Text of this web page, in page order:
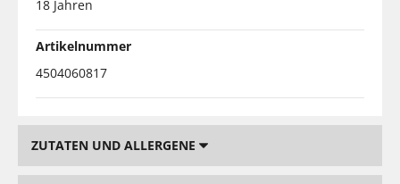
18 Jahren
Artikelnummer
4504060817
ZUTATEN UND ALLERGENE